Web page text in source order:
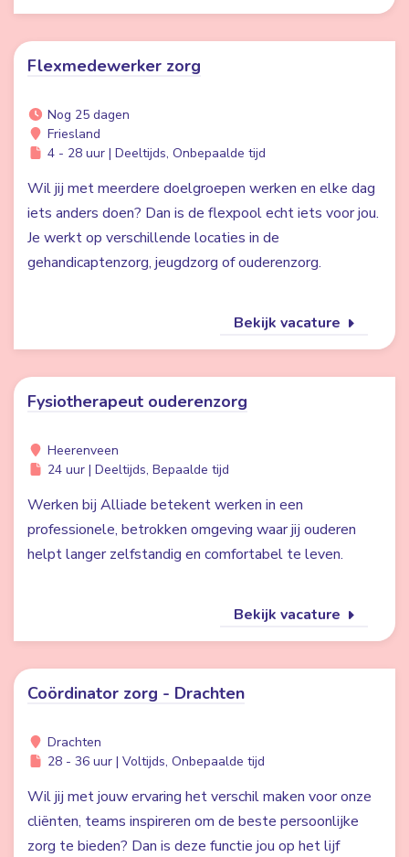
Flexmedewerker zorg
Nog 25 dagen
Friesland
4 - 28 uur | Deeltijds, Onbepaalde tijd
Wil jij met meerdere doelgroepen werken en elke dag
iets anders doen? Dan is de flexpool echt iets voor jou.
Je werkt op verschillende locaties in de
gehandicaptenzorg, jeugdzorg of ouderenzorg.
Bekijk vacature
Fysiotherapeut ouderenzorg
Heerenveen
24 uur | Deeltijds, Bepaalde tijd
Werken bij Alliade betekent werken in een
professionele, betrokken omgeving waar jij ouderen
helpt langer zelfstandig en comfortabel te leven.
Bekijk vacature
Coördinator zorg - Drachten
Drachten
28 - 36 uur | Voltijds, Onbepaalde tijd
Wil jij met jouw ervaring het verschil maken voor onze
cliënten, teams inspireren om de beste persoonlijke
zorg te bieden? Dan is deze functie jou op het lijf